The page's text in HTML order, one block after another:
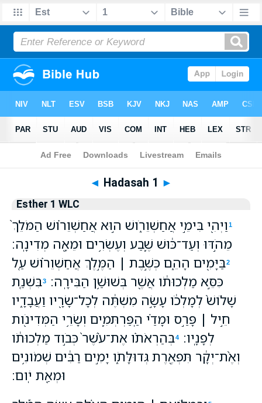
Bible>WLC > Hadasah 1
◄ Hadasah 1 ►
Esther 1 WLC
1 וַיְהִ֖י בִּימֵ֣י אֲחַשְׁוֵרֹ֑ושׁ ה֣וּא אֲחַשְׁוֵרֹ֗ושׁ הַמֹּלֵךְ֙
מֵהֹ֣דּוּ וְעַד־כּ֔וּשׁ שֶׁ֛בַע וְעֶשְׂרִ֥ים וּמֵאָ֖ה מְדִינָֽה׃
2בַּיָּמִ֖ים הָהֵ֑ם כְּשֶׁ֣בֶת ׀ הַמֶּ֣לֶךְ אֲחַשְׁוֵרֹ֗ושׁ עַ֚ל
כִּסֵּ֣א מַלְכוּתֹ֔ו אֲשֶׁ֖ר בְּשׁוּשַׁ֥ן הַבִּירָֽה׃
3בִּשְׁנַ֤ת
שָׁלֹושׁ֙ לְמָלְכֹ֔ו עָשָׂ֣ה מִשְׁתֶּ֔ה לְכָל־שָׂרָ֖יו וַעֲבָדָ֑יו
חֵ֣יל ׀ פָּרַ֣ס וּמָדַ֗י הַֽפַּרְתְּמִ֛ים וְשָׂרֵ֥י הַמְּדִינֹ֖ות
לְפָנָֽיו׃
4בְּהַרְאֹתֹ֗ו אֶת־עֹ֙שֶׁר֙ כְּבֹ֣וד מַלְכוּתֹ֔ו
וְאֶ֨ת־יְקָ֔ר תִּפְאֶ֖רֶת גְּדוּלָּתֹ֑ו יָמִ֣ים רַבִּ֔ים שְׁמֹונִ֥ים
וּמְאַ֖ת יֹֽום׃